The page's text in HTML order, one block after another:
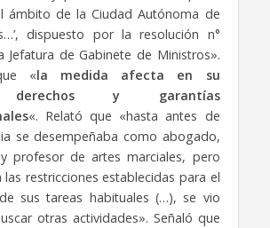
ámbito de la Ciudad Autónoma de
dispuesto por la resolución n°
Jefatura de Gabinete de Ministros».
«la medida afecta en su
derechos y garantías
«. Relató que «hasta antes de
se desempeñaba como abogado,
profesor de artes marciales, pero
restricciones establecidas para el
sus tareas habituales (…), se vio
otras actividades». Señaló que